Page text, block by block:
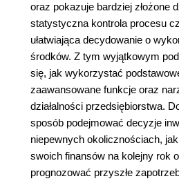
oraz pokazuje bardziej złożone
statystyczna kontrola procesu
ułatwiająca decydowanie o
środków. Z tym wyjątkowym
się, jak wykorzystać
zaawansowane funkcje oraz
działalności przedsiębiorstwa.
sposób podejmować decyzje
niepewnych okolicznościach,
swoich finansów na kolejny rok
prognozować przyszłe